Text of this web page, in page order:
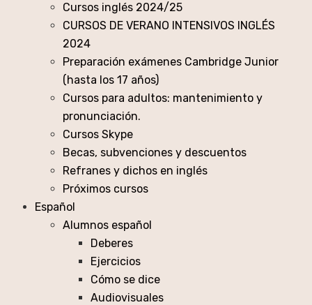
Cursos inglés 2024/25
CURSOS DE VERANO INTENSIVOS INGLÉS
2024
Preparación exámenes Cambridge Junior
(hasta los 17 años)
Cursos para adultos: mantenimiento y
pronunciación.
Cursos Skype
Becas, subvenciones y descuentos
Refranes y dichos en inglés
Próximos cursos
Español
Alumnos español
Deberes
Ejercicios
Cómo se dice
Audiovisuales